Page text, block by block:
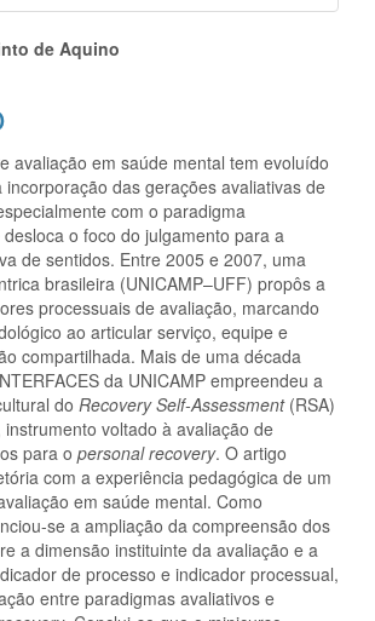
de Aquino
avaliação em saúde mental tem evoluído
incorporação das gerações avaliativas de
com o paradigma
o foco do julgamento para a
de sentidos. Entre 2005 e 2007, uma
brasileira (UNICAMP–UFF) propôs a
processuais de avaliação, marcando
ao articular serviço, equipe e
compartilhada. Mais de uma década
da UNICAMP empreendeu a
do Recovery Self-Assessment(RSA)
voltado à avaliação de
para o personal recovery. O artigo
com a experiência pedagógica de um
em saúde mental. Como
se a ampliação da compreensão dos
a dimensão instituinte da avaliação e a
de processo e indicador processual,
entre paradigmas avaliativos e